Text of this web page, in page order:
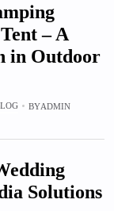
– A
in Outdoor
BYADMIN
Solutions